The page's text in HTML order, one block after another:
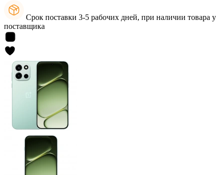
Срок поставки 3-5 рабочих дней, при наличии товара у
поставщика